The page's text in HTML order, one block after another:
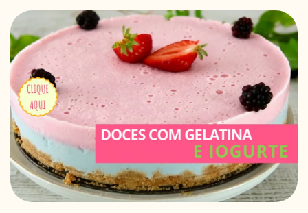
SOBRE NÓS
LOJA ONLINE
BLOG